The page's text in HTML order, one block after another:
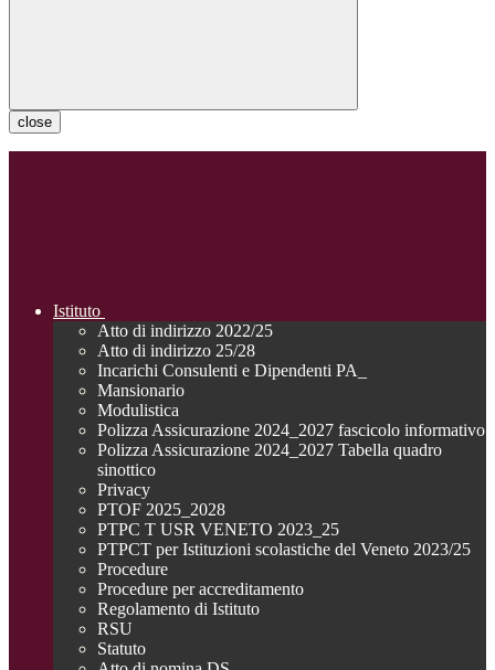
close
Istituto
Atto di indirizzo 2022/25
Atto di indirizzo 25/28
Incarichi Consulenti e Dipendenti PA_
Mansionario
Modulistica
Polizza Assicurazione 2024_2027 fascicolo informativo
Polizza Assicurazione 2024_2027 Tabella quadro
sinottico
Privacy
PTOF 2025_2028
PTPC T USR VENETO 2023_25
PTPCT per Istituzioni scolastiche del Veneto 2023/25
Procedure
Procedure per accreditamento
Regolamento di Istituto
RSU
Statuto